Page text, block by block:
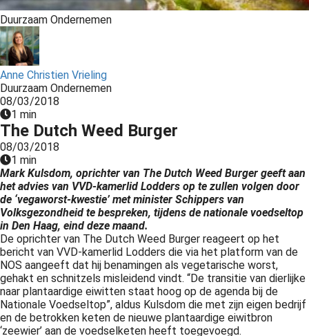
Duurzaam Ondernemen
Anne Christien Vrieling
Duurzaam Ondernemen
08/03/2018
1 min
The Dutch Weed Burger
08/03/2018
1 min
Mark Kulsdom, oprichter van The Dutch Weed Burger geeft aan
het advies van VVD-kamerlid Lodders op te zullen volgen door
de ‘vegaworst-kwestie’ met minister Schippers van
Volksgezondheid te bespreken, tijdens de nationale voedseltop
in Den Haag, eind deze maand.
De oprichter van The Dutch Weed Burger reageert op het
bericht van VVD-kamerlid Lodders die via het platform van de
NOS aangeeft dat hij benamingen als vegetarische worst,
gehakt en schnitzels misleidend vindt. “De transitie van dierlijke
naar plantaardige eiwitten staat hoog op de agenda bij de
Nationale Voedseltop”, aldus Kulsdom die met zijn eigen bedrijf
en de betrokken keten de nieuwe plantaardige eiwitbron
‘zeewier’ aan de voedselketen heeft toegevoegd.
kan de
niet
worden
om
te
over
van
op
gebruikt
te
de